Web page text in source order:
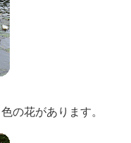
の花があります。